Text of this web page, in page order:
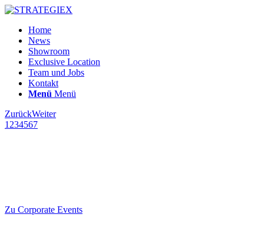
Home
News
Showroom
Exclusive Location
Team und Jobs
Kontakt
Menü Menü
ZurückWeiter
1 234567
Zu Corporate Events